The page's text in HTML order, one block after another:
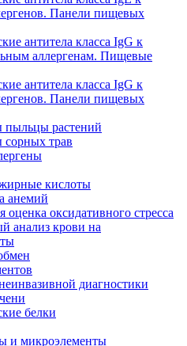
Панели пищевых
антитела класса IgG к
аллергенам. Пищевые
антитела класса IgG к
Панели пищевых
пыльцы растений
трав
кислоты
анемий
оценка оксидативного стресса
анализ крови на
диагностики
белки
и микроэлементы